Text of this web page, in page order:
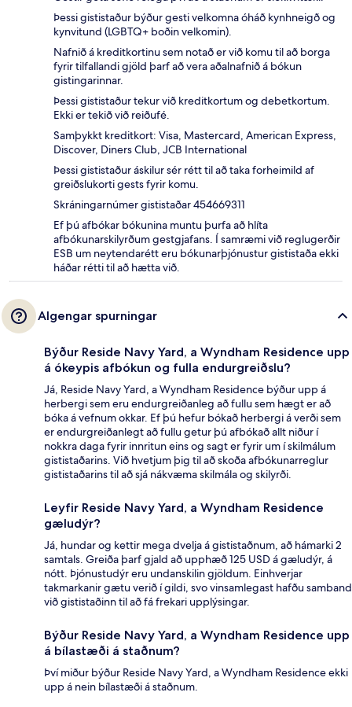
Þessi gististaður býður gesti velkomna óháð kynhneigð og
kynvitund (LGBTQ+ boðin velkomin).
Nafnið á kreditkortinu sem notað er við komu til að borga
fyrir tilfallandi gjöld þarf að vera aðalnafnið á bókun
gistingarinnar.
Þessi gististaður tekur við kreditkortum og debetkortum.
Ekki er tekið við reiðufé.
Samþykkt kreditkort: Visa, Mastercard, American Express,
Discover, Diners Club, JCB International
Þessi gististaður áskilur sér rétt til að taka forheimild af
greiðslukorti gests fyrir komu.
Skráningarnúmer gististaðar 454669311
Ef þú afbókar bókunina muntu þurfa að hlíta
afbókunarskilyrðum gestgjafans. Í samræmi við reglugerðir
ESB um neytendarétt eru bókunarþjónustur gististaða ekki
háðar rétti til að hætta við.
Algengar spurningar
Býður Reside Navy Yard, a Wyndham Residence upp
á ókeypis afbókun og fulla endurgreiðslu?
Já, Reside Navy Yard, a Wyndham Residence býður upp á
herbergi sem eru endurgreiðanleg að fullu sem hægt er að
bóka á vefnum okkar. Ef þú hefur bókað herbergi á verði sem
er endurgreiðanlegt að fullu getur þú afbókað allt niður í
nokkra daga fyrir innritun eins og sagt er fyrir um í skilmálum
gististaðarins. Við hvetjum þig til að skoða afbókunarreglur
gististaðarins til að sjá nákvæma skilmála og skilyrði.
Leyfir Reside Navy Yard, a Wyndham Residence
gæludýr?
Já, hundar og kettir mega dvelja á gististaðnum, að hámarki 2
samtals. Greiða þarf gjald að upphæð 125 USD á gæludýr, á
nótt. Þjónustudýr eru undanskilin gjöldum. Einhverjar
takmarkanir gætu verið í gildi, svo vinsamlegast hafðu samband
við gististaðinn til að fá frekari upplýsingar.
Býður Reside Navy Yard, a Wyndham Residence upp
á bílastæði á staðnum?
Því miður býður Reside Navy Yard, a Wyndham Residence ekki
upp á nein bílastæði á staðnum.